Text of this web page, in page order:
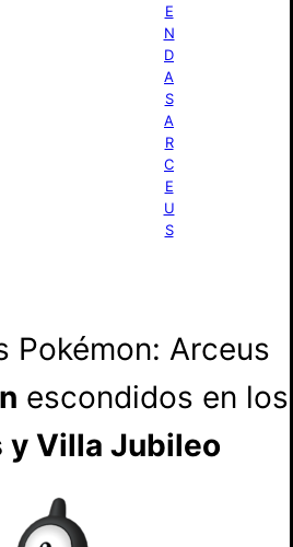
E
N
D
A
S
A
R
C
E
U
S
Pokémon: Arceus
escondidos en los
y Villa Jubileo